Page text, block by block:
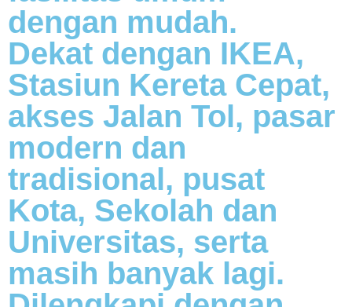
dengan mudah.
Dekat dengan IKEA,
Stasiun Kereta Cepat,
akses Jalan Tol, pasar
modern dan
tradisional, pusat
Kota, Sekolah dan
Universitas, serta
masih banyak lagi.